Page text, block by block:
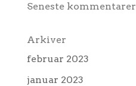
Seneste kommentarer
Arkiver
februar 2023
januar 2023